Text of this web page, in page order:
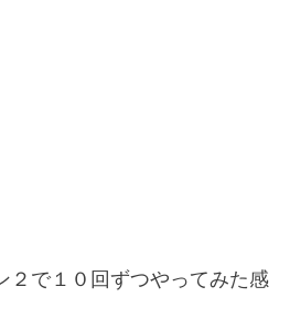
２で１０回ずつやってみた感